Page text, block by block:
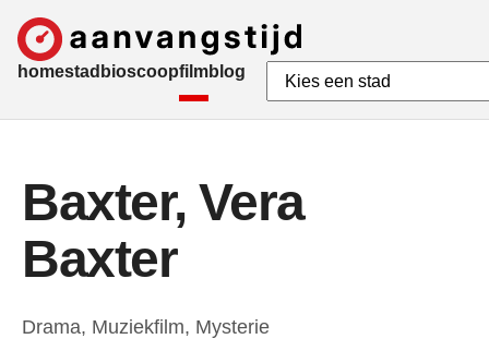
homestad bioscoopfilmblog
Baxter, Vera
Baxter
Drama, Muziekfilm, Mysterie